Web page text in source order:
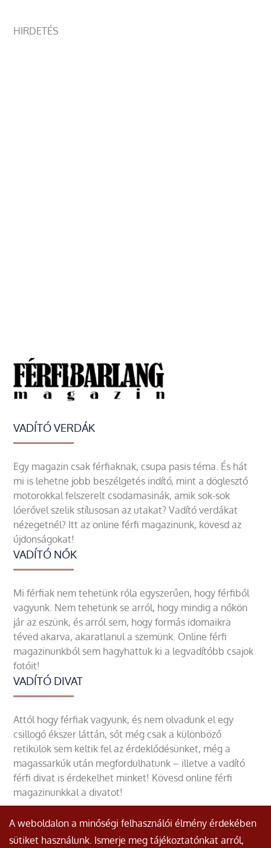
HIRDETÉS
VADÍTÓ VERDÁK
Egy magazin csak férfiaknak, csupa pasis téma. És hát
mi is lehetne jobb beszélgetés indító, mint a döglesztő
motorokkal felszerelt csodamasinák, amik sok-sok
lóerővel szelik stílusosan az utakat? Vadító verdákat
nézegetnél? Itt az online férfi magazinunk, kövesd az
újdonságokat!
VADÍTÓ NŐK
Mi férfiak nem tehetünk róla egyszerűen, hogy férfiből
vagyunk. Nem tehetünk se arról, hogy mindig a nőkön
jár az eszünk, és arról sem, hogy formás idomaikra
téved akarva, akaratlanul a szemünk. Online férfi
magazinunkból sem hagyhattuk ki a legvadítóbb csajok
fotóit!
VADÍTÓ DIVAT
Attól hogy férfiak vagyunk, és nem olvadunk el egy
csillogó ékszer láttán, sőt még csak a különböző
retikülök sem keltik fel az érdeklődésünket, még a
magassarkúk után megfordulhatunk – illetve a vadító
férfi divat is érdekelhet minket! Kövesd online férfi
magazinunkkal a divatot!
A weboldalon a minőségi felhasználói élmény érdekében
sütiket használunk. Ismerje meg tájékoztatónkat arról,